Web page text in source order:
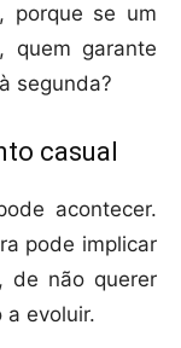
porque se um
quem garante
segunda?
casual
acontecer.
pode implicar
de não querer
evoluir.